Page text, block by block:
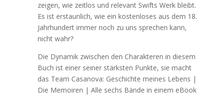
zeigen, wie zeitlos und relevant Swifts Werk bleibt.
Es ist erstaunlich, wie ein kostenloses aus dem 18.
Jahrhundert immer noch zu uns sprechen kann,
nicht wahr?
Die Dynamik zwischen den Charakteren in diesem
Buch ist einer seiner stärksten Punkte, sie macht
das Team Casanova: Geschichte meines Lebens |
Die Memoiren | Alle sechs Bände in einem eBook